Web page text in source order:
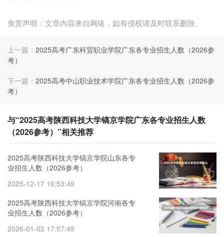
免责声明：文章内容来自网络，如有侵权请及时联系删除。
上一篇： 2025高考广东科贸职业学院广东各专业招生人数（2026参
考）
下一篇： 2025高考中山职业技术学院广东各专业招生人数（2026参
考）
与“2025高考陕西科技大学镐京学院广东各专业招生人数
（2026参考）”相关推荐
2025高考陕西科技大学镐京学院山东各专
业招生人数（2026参考）
2025-12-17 16:53:49
2025高考陕西科技大学镐京学院河南各专
业招生人数（2026参考）
2026-01-02 17:57:49